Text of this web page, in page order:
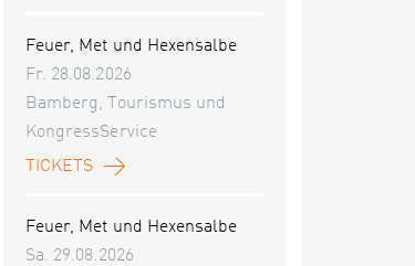
Feuer, Met und Hexensalbe
Fr. 28.08.2026
Bamberg, Tourismus und
KongressService
TICKETS
Feuer, Met und Hexensalbe
Sa. 29.08.2026